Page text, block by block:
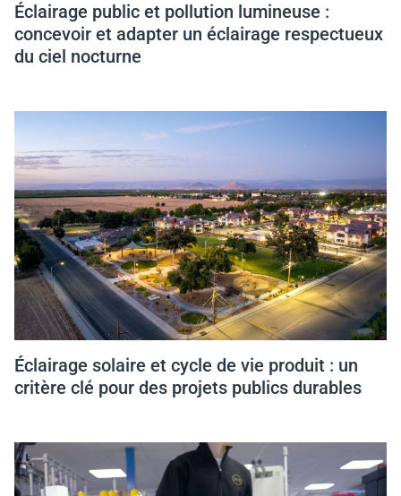
Éclairage public et pollution lumineuse :
concevoir et adapter un éclairage respectueux
du ciel nocturne
Éclairage solaire et cycle de vie produit : un
critère clé pour des projets publics durables